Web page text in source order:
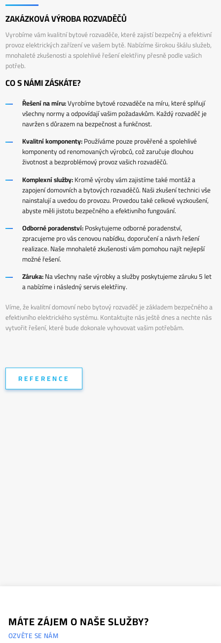
ZAKÁZKOVÁ VÝROBA ROZVADĚČŮ
Vyrobíme vám kvalitní bytové rozvaděče, které zajistí bezpečný a efektivní
provoz elektrických zařízení ve vašem bytě. Nabízíme širokou škálu služeb,
mnohaleté zkušenosti a spolehlivé řešení elektřiny přesně podle vašich
potřeb.
CO S NÁMI ZÁSKÁTE?
Řešení na míru:Vyrobíme bytové rozvaděče na míru, které splňují
všechny normy a odpovídají vašim požadavkům. Každý rozvaděč je
navržen s důrazem na bezpečnost a funkčnost.
Kvalitní komponenty:Používáme pouze prověřené a spolehlivé
komponenty od renomovaných výrobců, což zaručuje dlouhou
životnost a bezproblémový provoz vašich rozvaděčů.
Komplexní služby:Kromě výroby vám zajistíme také montáž a
zapojení domovních a bytových rozvaděčů. Naši zkušení technici vše
nainstalují a uvedou do provozu. Provedou také celkové vyzkoušení,
abyste měli jistotu bezpečného a efektivního fungování.
Odborné poradenství:Poskytujeme odborné poradenství,
zpracujeme pro vás cenovou nabídku, doporučení a návrh řešení
realizace. Naše mnohaleté zkušenosti vám pomohou najít nejlepší
možné řešení.
Záruka:Na všechny naše výrobky a služby poskytujeme záruku 5 let
a nabízíme i následný servis elektřiny.
Víme, že kvalitní domovní nebo bytový rozvaděč je základem bezpečného a
efektivního elektrického systému. Kontaktujte nás ještě dnes a nechte nás
vytvořit řešení, které bude dokonale vyhovovat vašim potřebám.
REFERENCE
MÁTE ZÁJEM O NAŠE SLUŽBY?
OZVĚTE SE NÁM